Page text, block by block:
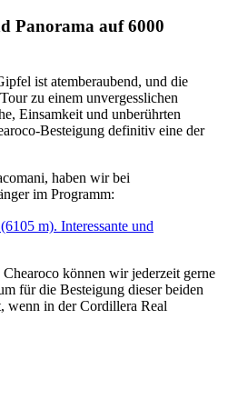
Panorama auf 6000
ist atemberaubend, und die
zu einem unvergesslichen
Einsamkeit und unberührten
Besteigung definitiv eine der
haben wir bei
im Programm:
m). Interessante und
können wir jederzeit gerne
für die Besteigung dieser beiden
wenn in der Cordillera Real